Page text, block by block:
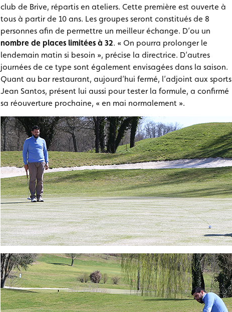
club de Brive, répartis en ateliers. Cette première est ouverte à
tous à partir de 10 ans. Les groupes seront constitués de 8
personnes afin de permettre un meilleur échange. D’ou un
nombre de places limitées à 32. « On pourra prolonger le
lendemain matin si besoin », précise la directrice. D’autres
journées de ce type sont également envisagées dans la saison.
Quant au bar restaurant, aujourd’hui fermé, l’adjoint aux sports
Jean Santos, présent lui aussi pour tester la formule, a confirmé
sa réouverture prochaine, « en mai normalement ».